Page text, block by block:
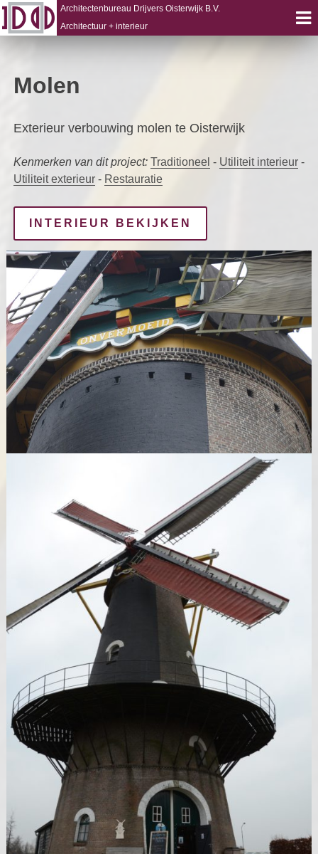
content
Architectenbureau Drijvers Oisterwijk B.V.
Architectuur + interieur
Molen
Exterieur verbouwing molen te Oisterwijk
Kenmerken van dit project: Traditioneel - Utiliteit interieur-
Utiliteit exterieur- Restauratie
INTERIEUR BEKIJKEN